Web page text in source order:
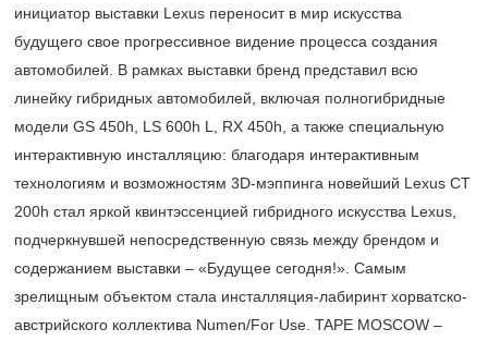
инициатор выставки Lexus переносит в мир искусства
будущего свое прогрессивное видение процесса создания
автомобилей. В рамках выставки бренд представил всю
линейку гибридных автомобилей, включая полногибридные
модели GS 450h, LS 600h L, RX 450h, а также специальную
интерактивную инсталляцию: благодаря интерактивным
технологиям и возможностям 3D-мэппинга новейший Lexus CT
200h стал яркой квинтэссенцией гибридного искусства Lexus,
подчеркнувшей непосредственную связь между брендом и
содержанием выставки – «Будущее сегодня!». Самым
зрелищным объектом стала инсталляция-лабиринт хорватско-
австрийского коллектива Numen/For Use. TAPE MOSCOW –